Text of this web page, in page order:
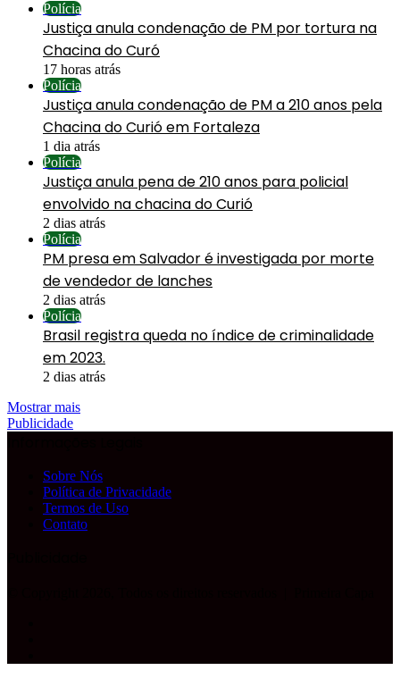
Polícia
Justiça anula condenação de PM por tortura na
Chacina do Curó
17 horas atrás
Polícia
Justiça anula condenação de PM a 210 anos pela
Chacina do Curió em Fortaleza
1 dia atrás
Polícia
Justiça anula pena de 210 anos para policial
envolvido na chacina do Curió
2 dias atrás
Polícia
PM presa em Salvador é investigada por morte
de vendedor de lanches
2 dias atrás
Polícia
Brasil registra queda no índice de criminalidade
em 2023.
2 dias atrás
Mostrar mais
Publicidade
Sobre Nós
Política de Privacidade
Termos de Uso
Contato